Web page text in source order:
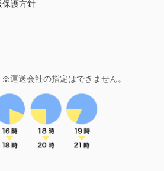
保護方針
運送会社の指定はできません。